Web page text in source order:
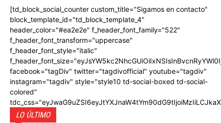
[td_block_social_counter custom_title="Sigamos en contacto"
block_template_id="td_block_template_4"
header_color="#ea2e2e" f_header_font_family="522"
f_header_font_transform="uppercase"
f_header_font_style="italic"
facebook="tagDiv" twitter="tagdivofficial" youtube="tagdiv"
instagram="tagdiv" style="style10 td-social-boxed td-social-
colored"
LO ÚLTIMO